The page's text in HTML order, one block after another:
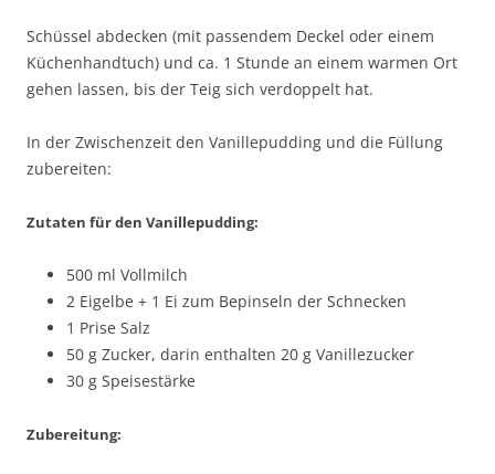
Schüssel abdecken (mit passendem Deckel oder einem
Küchenhandtuch) und ca. 1 Stunde an einem warmen Ort
gehen lassen, bis der Teig sich verdoppelt hat.
In der Zwischenzeit den Vanillepudding und die Füllung
zubereiten:
Zutaten für den Vanillepudding:
500 ml Vollmilch
2 Eigelbe + 1 Ei zum Bepinseln der Schnecken
1 Prise Salz
50 g Zucker, darin enthalten 20 g Vanillezucker
30 g Speisestärke
Zubereitung: